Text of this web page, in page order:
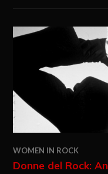
WOMEN IN ROCK
Donne del Rock: